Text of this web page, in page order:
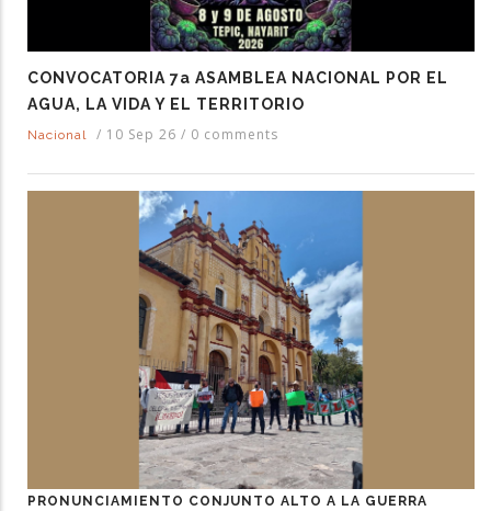
CONVOCATORIA 7a ASAMBLEA NACIONAL POR EL
AGUA, LA VIDA Y EL TERRITORIO
Nacional / 10 Sep 26 / 0 comments
PRONUNCIAMIENTO CONJUNTO ALTO A LA GUERRA